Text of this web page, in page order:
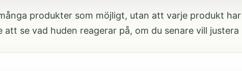
produkter som möjligt, utan att varje produkt
att se vad huden reagerar på, om du senare vill justera